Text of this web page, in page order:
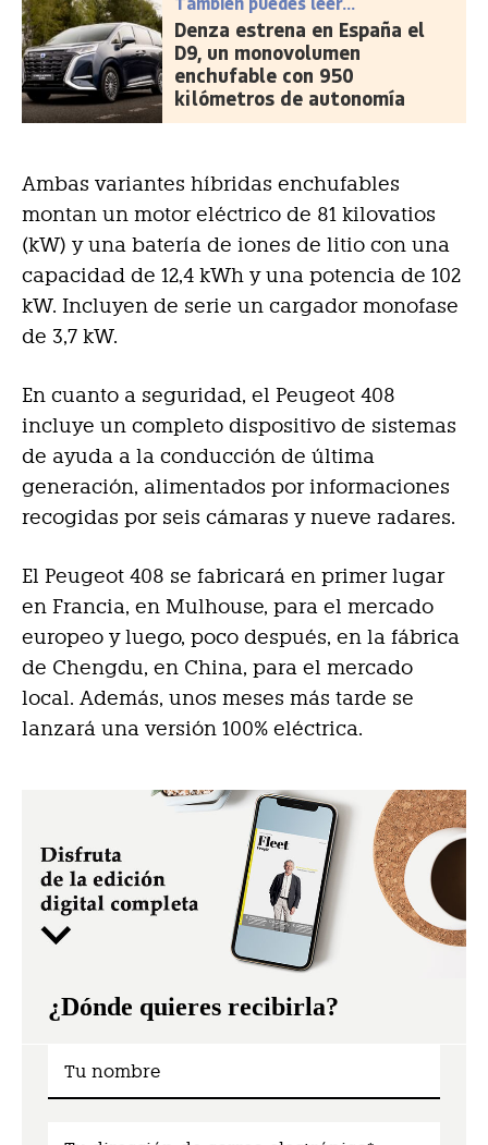
Denza estrena en España el
D9, un monovolumen
enchufable con 950
kilómetros de autonomía
Ambas variantes híbridas enchufables
montan un motor eléctrico de 81 kilovatios
(kW) y una batería de iones de litio con una
capacidad de 12,4 kWh y una potencia de 102
kW. Incluyen de serie un cargador monofase
de 3,7 kW.
En cuanto a seguridad, el Peugeot 408
incluye un completo dispositivo de sistemas
de ayuda a la conducción de última
generación, alimentados por informaciones
recogidas por seis cámaras y nueve radares.
El Peugeot 408 se fabricará en primer lugar
en Francia, en Mulhouse, para el mercado
europeo y luego, poco después, en la fábrica
de Chengdu, en China, para el mercado
local. Además, unos meses más tarde se
lanzará una versión 100% eléctrica.
¿Dónde quieres recibirla?